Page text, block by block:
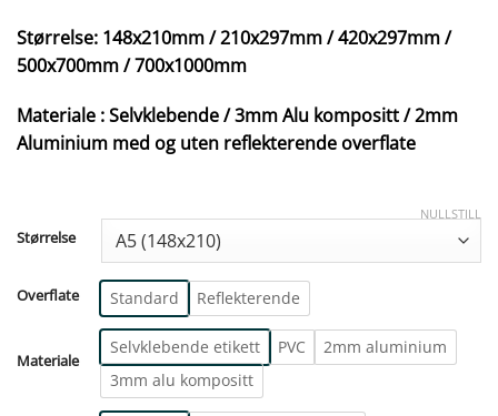
Størrelse: 148x210mm / 210x297mm / 420x297mm /
500x700mm / 700x1000mm
Materiale : Selvklebende / 3mm Alu kompositt / 2mm
Aluminium med og uten reflekterende overflate
Størrelse
Overflate Standard Reflekterende
Materiale
Selvklebende etikett PVC
2mm aluminium
3mm alu kompositt
NULLSTILL